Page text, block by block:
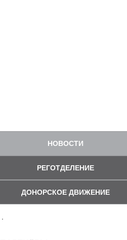
НОВОСТИ
РЕГОТДЕЛЕНИЕ
ДОНОРСКОЕ ДВИЖЕНИЕ